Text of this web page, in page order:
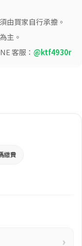
由買家自行承擔。
主。
客服： @ktf4930r
繳費
›